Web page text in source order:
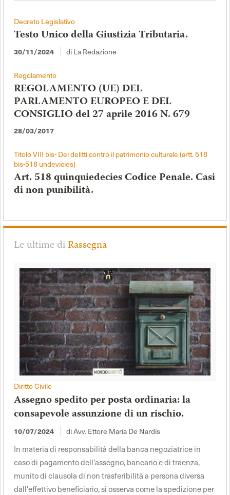
Decreto Legislativo
Testo Unico della Giustizia Tributaria.
30/11/2024 di La Redazione
Regolamento
REGOLAMENTO (UE) DEL
PARLAMENTO EUROPEO E DEL
CONSIGLIO del 27 aprile 2016 N. 679
28/03/2017
Titolo VIII bis- Dei delitti contro il patrimonio culturale (artt. 518
bis-518 undevicies)
Art. 518 quinquiedecies Codice Penale. Casi
di non punibilità.
Le ultime diRassegna
Diritto Civile
Assegno spedito per posta ordinaria: la
consapevole assunzione di un rischio.
10/07/2024 di Avv. Ettore Maria De Nardis
In materia di responsabilità della banca negoziatrice in
caso di pagamento dell’assegno, bancario e di traenza,
munito di clausola di non trasferibilità a persona diversa
dall’effettivo beneficiario, si osserva come la spedizione per